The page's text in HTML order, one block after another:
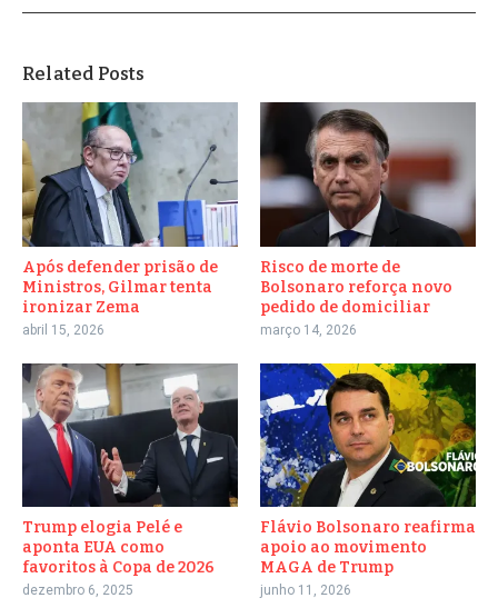
Related Posts
Após defender prisão de
Ministros, Gilmar tenta
ironizar Zema
abril 15, 2026
Risco de morte de
Bolsonaro reforça novo
pedido de domiciliar
março 14, 2026
Trump elogia Pelé e
aponta EUA como
favoritos à Copa de 2026
dezembro 6, 2025
Flávio Bolsonaro reafirma
apoio ao movimento
MAGA de Trump
junho 11, 2026